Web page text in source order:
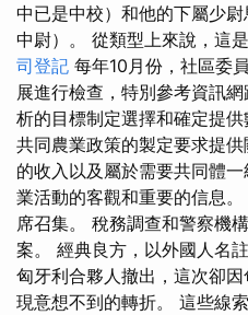
中已是中校）和他的下屬少
中尉）。 從類型上來說，這
司登記 每年10月份，社區委
展進行檢查，特別參考資訊
析的目標制定選擇和確定提供
共同農業政策的製定要求提
的收入以及屬於需要共同體
業活動的客觀和重要的信息
席召集。 稅務調查和警察機
案。 經典良方，以外國人名
匈牙利合夥人撤出，這次卻
現意想不到的轉折。 這些線